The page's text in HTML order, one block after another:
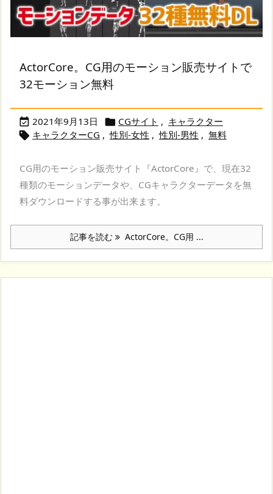
ActorCore。CG用のモーション販売サイトで
32モーション無料
 2021年9月13日  CGサイト , キャラクター
 キャラクターCG , 性別-女性 , 性別-男性 , 無料
CG用のモーション販売サイト『ActorCore』で、現在32
種類のモーションデータや、CGキャラクターデータを無
料ダウンロードする事が出来ます。
記事を読む ActorCore。CG用 ...